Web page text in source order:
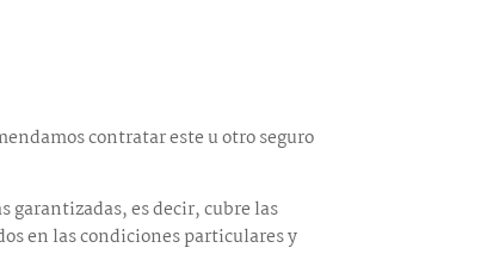
contratar este u otro seguro
garantizadas, es decir, cubre las
en las condiciones particulares y